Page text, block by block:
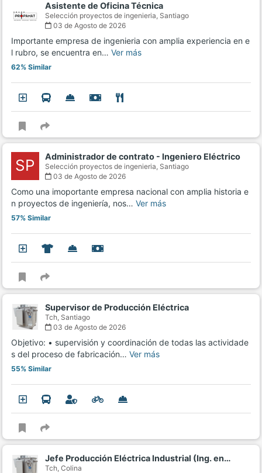
Asistente de Oficina Técnica
Selección proyectos de ingenieria, Santiago
03 de Agosto de 2026
Importante empresa de ingenieria con amplia experiencia en e
l rubro, se encuentra en… Ver más
62% Similar
SP Administrador de contrato - Ingeniero Eléctrico
Selección proyectos de ingenieria, Santiago
03 de Agosto de 2026
Como una imoportante empresa nacional con amplia historia e
n proyectos de ingeniería, nos… Ver más
57% Similar
Supervisor de Producción Eléctrica
Tch, Santiago
03 de Agosto de 2026
Objetivo: • supervisión y coordinación de todas las actividade
s del proceso de fabricación… Ver más
55% Similar
Jefe Producción Eléctrica Industrial (Ing. en…
Tch, Colina